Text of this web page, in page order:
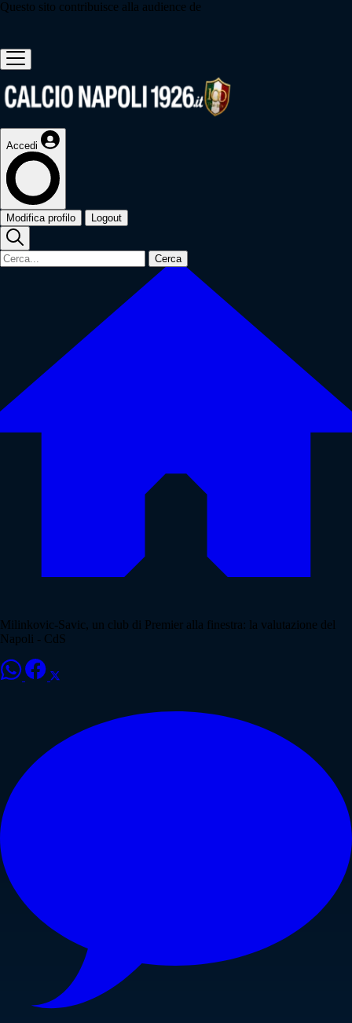
Questo sito contribuisce alla audience de
Accedi
Modifica profilo Logout
Cerca
Milinkovic-Savic, un club di Premier alla finestra: la valutazione del
Napoli - CdS